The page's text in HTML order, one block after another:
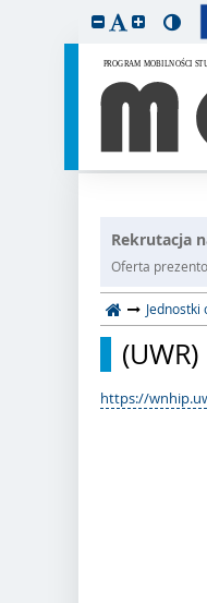
Rekrutacja
Oferta
Jednostki
https://